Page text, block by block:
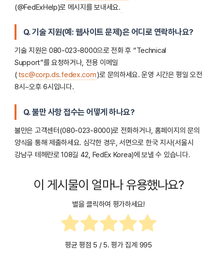
(@FedExHelp)로 메시지를 보내세요.
Q. 기술 지원(예: 웹사이트 문제)은 어디로 연락하나요?
기술 지원은 080-023-8000으로 전화 후 “Technical
Support”를 요청하거나, 전용 이메일
( tsc@corp.ds.fedex.com)로 문의하세요. 운영 시간은 평일 오전
8시~오후 6시입니다.
Q. 불만 사항 접수는 어떻게 하나요?
불만은 고객센터(080-023-8000)로 전화하거나, 홈페이지의 문의
양식을 통해 제출하세요. 심각한 경우, 서면으로 한국 지사(서울시
강남구 테헤란로 108길 42, FedEx Korea)에 보낼 수 있습니다.
이 게시물이 얼마나 유용했나요?
별을 클릭하여 평가하세요!
평균 평점 5 / 5. 평가 집계 995